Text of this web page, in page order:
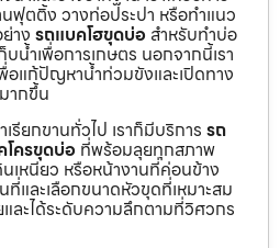
ฟุตติ้ง วางท่อประปา หรือทำแนว
าง รถแบคโฮขุดบ่อ สำหรับทำบ่อ
น้ำเพื่อการเกษตร นอกจากนี้เรา
แก้ปัญหาน้ำท่วมขังและเปิดทาง
ากขึ้น
รียกขานทั่วไป เราก็มีบริการ รถ
ครขุดบ่อ ที่พร้อมลุยทุกสภาพ
เหนียว หรือหน้างานที่ค่อนข้าง
ที่และเลือกขนาดหัวขุดที่เหมาะสม
และได้ระดับความลึกตามที่วิศวกร